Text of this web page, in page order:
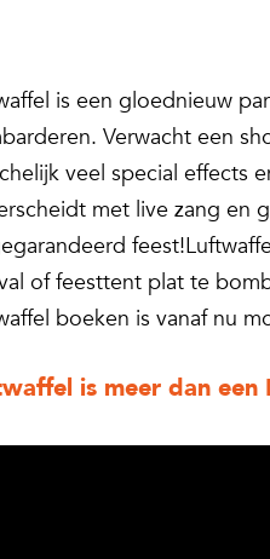
is een gloednieuw
Verwacht een
veel special effects
met live zang en
of feesttent plat te
boeken is vanaf nu
is meer dan een